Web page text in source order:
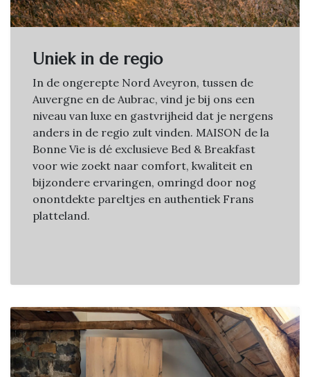
Uniek in de regio
In de ongerepte Nord Aveyron, tussen de
Auvergne en de Aubrac, vind je bij ons een
niveau van luxe en gastvrijheid dat je nergens
anders in de regio zult vinden. MAISON de la
Bonne Vie is dé exclusieve Bed & Breakfast
voor wie zoekt naar comfort, kwaliteit en
bijzondere ervaringen, omringd door nog
onontdekte pareltjes en authentiek Frans
platteland.